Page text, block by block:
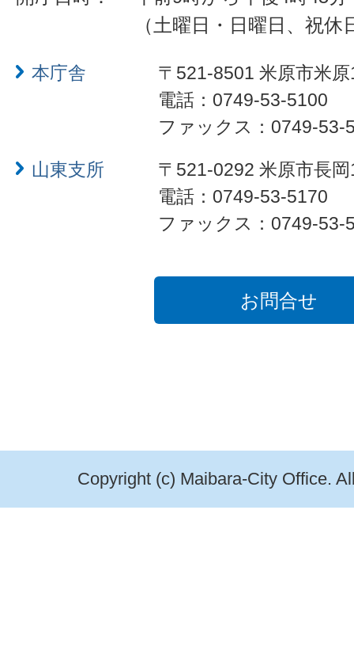
（土曜日・日曜日、祝
本庁舎
〒521-8501 米原市米
電話：0749-53-5100
ファックス：0749-53-
山東支所
〒521-0292 米原市長
電話：0749-53-5170
ファックス：0749-53-
お問合せ
Copyright (c) Maibara-City Office.